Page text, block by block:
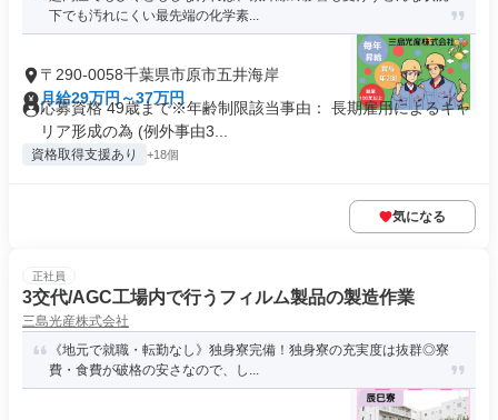
下でも汚れにくい最先端の化学素...
〒290-0058千葉県市原市五井海岸
月給29万円～37万円
応募資格 49歳まで※年齢制限該当事由： 長期雇用によるキャ
リア形成の為 (例外事由3...
資格取得支援あり +18個
気になる
正社員
3交代/AGC工場内で行うフィルム製品の製造作業
三島光産株式会社
《地元で就職・転勤なし》独身寮完備！独身寮の充実度は抜群◎寮
費・食費が破格の安さなので、し...